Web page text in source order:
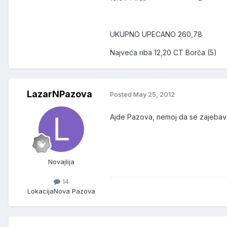
UKUPNO UPECANO 260,78
Najveća riba 12,20 CT Borča (5)
LazarNPazova
Novajlija
14
LokacijaNova Pazova
Posted May 25, 2012
Ajde Pazova, nemoj da se